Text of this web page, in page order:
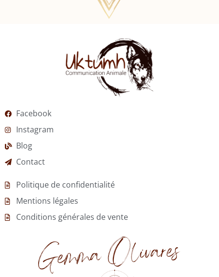
Facebook
Instagram
Blog
Contact
Politique de confidentialité
Mentions légales
Conditions générales de vente